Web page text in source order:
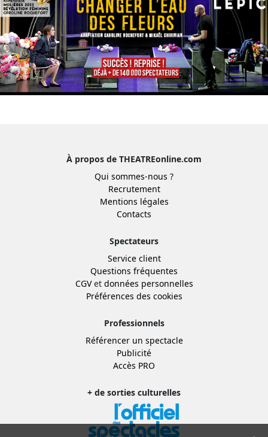
À propos de THEATREonline.com
Qui sommes-nous ?
Recrutement
Mentions légales
Contacts
Spectateurs
Service client
Questions fréquentes
CGVet données personnelles
Préférences des cookies
Professionnels
Référencer un spectacle
Publicité
Accès PRO
+ de sorties culturelles